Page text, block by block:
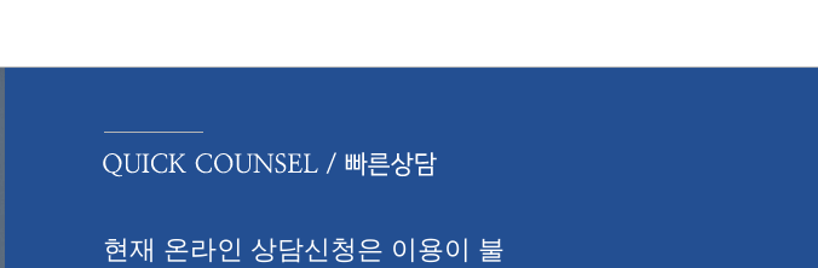
현재 온라인 상담신청은 이용이 불